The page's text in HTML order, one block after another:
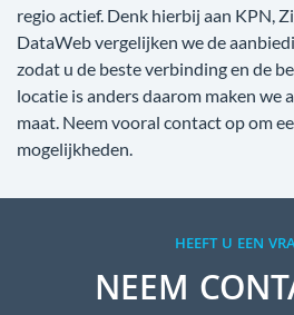
regio actief. Denk hierbij aan KPN,
DataWeb vergelijken we de
zodat u de beste verbinding en de
locatie is anders daarom maken we
maat. Neem vooral contact op om
mogelijkheden.
HEEFT U EEN
NEEM